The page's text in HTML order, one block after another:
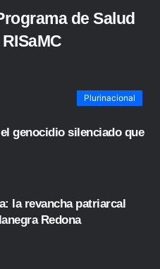
de Salud
Plurinacional
genocidio silenciado que
la revancha patriarcal
Redona